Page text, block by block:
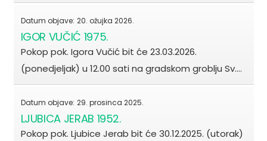
Datum objave: 20. ožujka 2026.
IGOR VUČIĆ 1975.
Pokop pok. Igora Vučić bit će 23.03.2026.
(ponedjeljak) u 12.00 sati na gradskom groblju Sv.…
Datum objave: 29. prosinca 2025.
LJUBICA JERAB 1952.
Pokop pok. Ljubice Jerab bit će 30.12.2025. (utorak)